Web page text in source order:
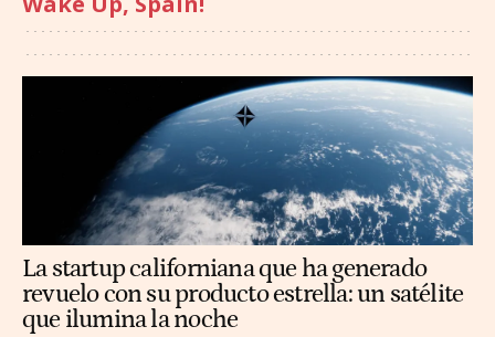
La startup californiana que ha generado
revuelo con su producto estrella: un satélite
que ilumina la noche